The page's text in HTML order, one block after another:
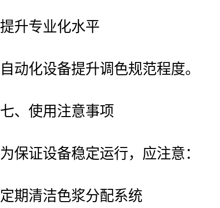
提升专业化水平
自动化设备提升调色规范程度。
七、使用注意事项
为保证设备稳定运行，应注意：
定期清洁色浆分配系统